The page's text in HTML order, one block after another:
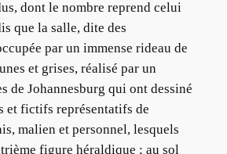
dont le nombre reprend celui
que la salle, dite des
par un immense rideau de
et grises, réalisé par un
de Johannesburg qui ont dessiné
et fictifs représentatifs de
malien et personnel, lesquels
figure héraldique ; au sol